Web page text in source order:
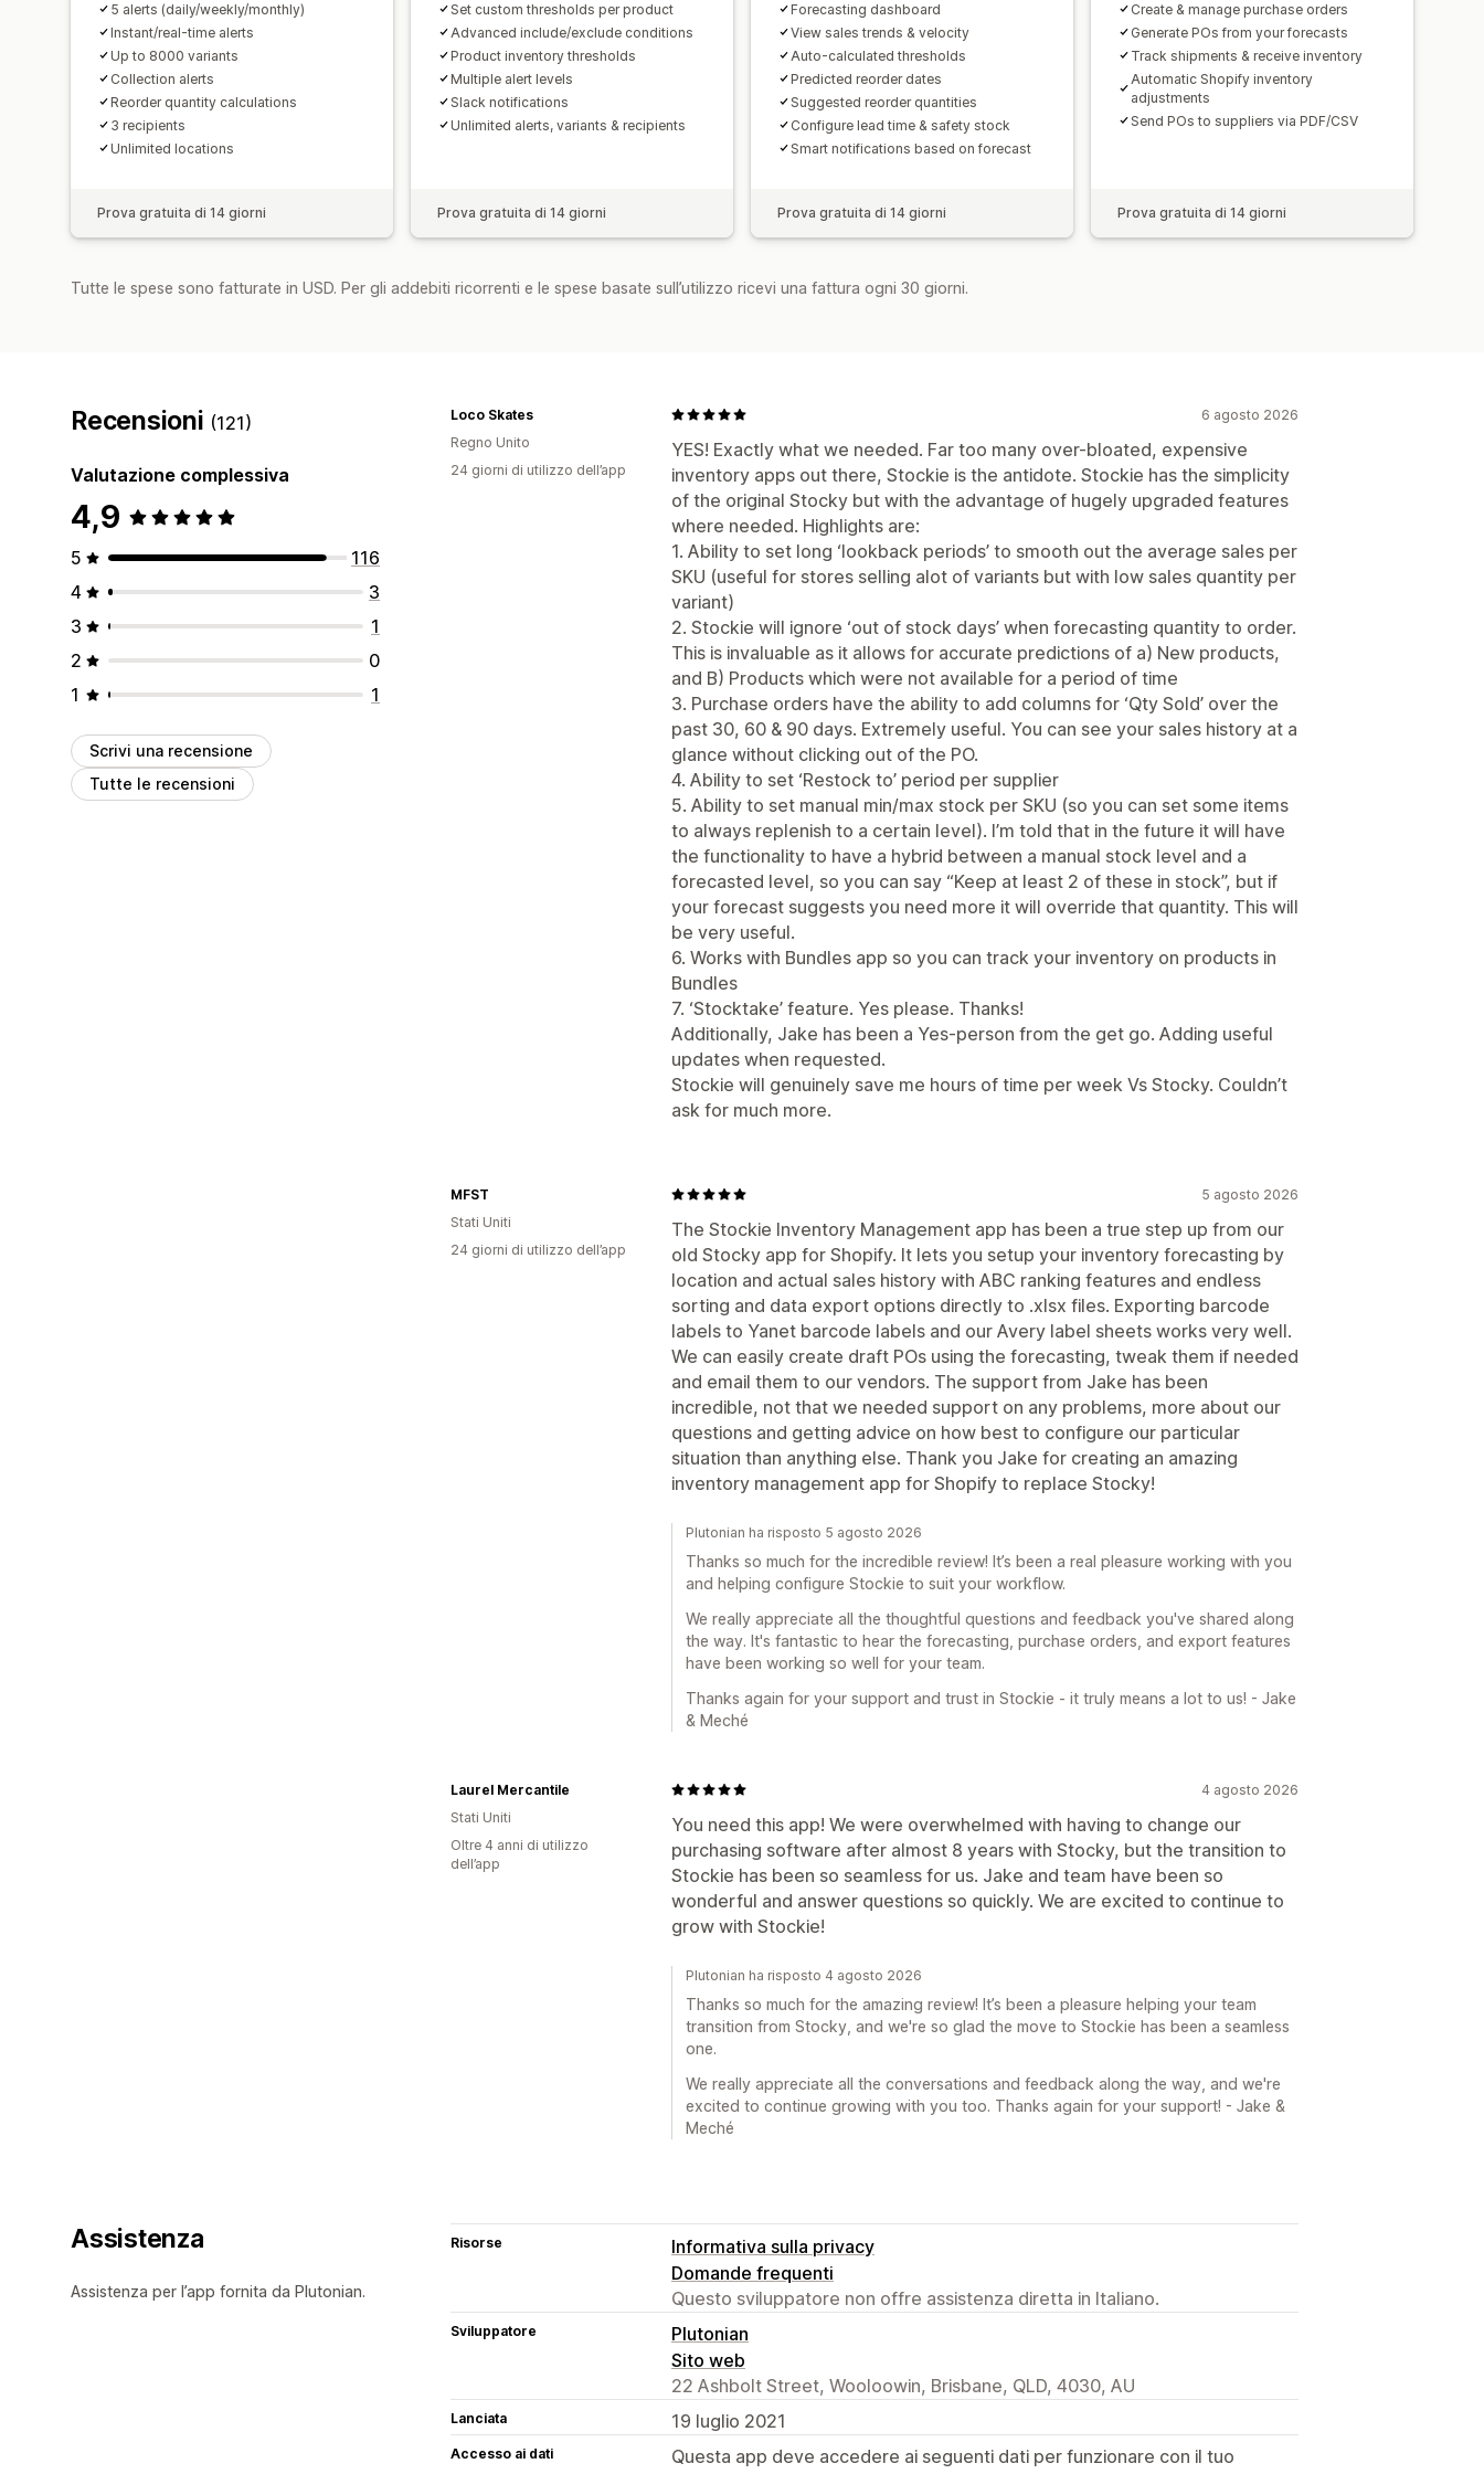
Dati e statistiche approfonditi Notifiche via email Analisi
5 alerts (daily/weekly/monthly)
Instant/real-time alerts
Up to 8000 variants
Collection alerts
Reorder quantity calculations
3 recipients
Unlimited locations
Prova gratuita di 14 giorni
Set custom thresholds per product
Advanced include/exclude conditions
Product inventory thresholds
Multiple alert levels
Slack notifications
Unlimited alerts, variants & recipients
Prova gratuita di 14 giorni
Forecasting dashboard
View sales trends & velocity
Auto-calculated thresholds
Predicted reorder dates
Suggested reorder quantities
Configure lead time & safety stock
Smart notifications based on forecast
Prova gratuita di 14 giorni
Create & manage purchase orders
Generate POs from your forecasts
Track shipments & receive inventory
Automatic Shopify inventory
adjustments
Send POs to suppliers via PDF/CSV
Prova gratuita di 14 giorni
Tutte le spese sono fatturate in USD. Per gli addebiti ricorrenti e le spese basate sull’utilizzo ricevi una fattura ogni 30 giorni.
Recensioni (121)
Valutazione complessiva
4,9
5
116
4
3
3
1
2
0
1
1
Scrivi una recensione
Tutte le recensioni
6 agosto 2026
YES! Exactly what we needed. Far too many over-bloated, expensive
inventory apps out there, Stockie is the antidote. Stockie has the simplicity
of the original Stocky but with the advantage of hugely upgraded features
where needed. Highlights are:
1. Ability to set long ‘lookback periods’ to smooth out the average sales per
SKU (useful for stores selling alot of variants but with low sales quantity per
variant)
2. Stockie will ignore ‘out of stock days’ when forecasting quantity to order.
This is invaluable as it allows for accurate predictions of a) New products,
and B) Products which were not available for a period of time
3. Purchase orders have the ability to add columns for ‘Qty Sold’ over the
past 30, 60 & 90 days. Extremely useful. You can see your sales history at a
glance without clicking out of the PO.
4. Ability to set ‘Restock to’ period per supplier
5. Ability to set manual min/max stock per SKU (so you can set some items
to always replenish to a certain level). I’m told that in the future it will have
the functionality to have a hybrid between a manual stock level and a
forecasted level, so you can say “Keep at least 2 of these in stock”, but if
your forecast suggests you need more it will override that quantity. This will
be very useful.
6. Works with Bundles app so you can track your inventory on products in
Bundles
7. ‘Stocktake’ feature. Yes please. Thanks!
Additionally, Jake has been a Yes-person from the get go. Adding useful
updates when requested.
Stockie will genuinely save me hours of time per week Vs Stocky. Couldn’t
ask for much more.
Loco Skates
Regno Unito
24 giorni di utilizzo dell’app
5 agosto 2026
The Stockie Inventory Management app has been a true step up from our
old Stocky app for Shopify. It lets you setup your inventory forecasting by
location and actual sales history with ABC ranking features and endless
sorting and data export options directly to .xlsx files. Exporting barcode
labels to Yanet barcode labels and our Avery label sheets works very well.
We can easily create draft POs using the forecasting, tweak them if needed
and email them to our vendors. The support from Jake has been
incredible, not that we needed support on any problems, more about our
questions and getting advice on how best to configure our particular
situation than anything else. Thank you Jake for creating an amazing
inventory management app for Shopify to replace Stocky!
MFST
Stati Uniti
24 giorni di utilizzo dell’app
Plutonian ha risposto 5 agosto 2026
Thanks so much for the incredible review! It’s been a real pleasure working with you
and helping configure Stockie to suit your workflow.
We really appreciate all the thoughtful questions and feedback you've shared along
the way. It's fantastic to hear the forecasting, purchase orders, and export features
have been working so well for your team.
Thanks again for your support and trust in Stockie - it truly means a lot to us! - Jake
& Meché
4 agosto 2026
You need this app! We were overwhelmed with having to change our
purchasing software after almost 8 years with Stocky, but the transition to
Stockie has been so seamless for us. Jake and team have been so
wonderful and answer questions so quickly. We are excited to continue to
grow with Stockie!
Laurel Mercantile
Stati Uniti
Oltre 4 anni di utilizzo
dell’app
Plutonian ha risposto 4 agosto 2026
Thanks so much for the amazing review! It’s been a pleasure helping your team
transition from Stocky, and we're so glad the move to Stockie has been a seamless
one.
We really appreciate all the conversations and feedback along the way, and we're
excited to continue growing with you too. Thanks again for your support! - Jake &
Meché
Assistenza
Assistenza per l’app fornita da Plutonian.
Risorse
Informativa sulla privacy
Domande frequenti
Questo sviluppatore non offre assistenza diretta in Italiano.
Sviluppatore
Plutonian
Sito web
22 Ashbolt Street, Wooloowin, Brisbane, QLD, 4030, AU
Lanciata 19 luglio 2021
Accesso ai dati
Questa app deve accedere ai seguenti dati per funzionare con il tuo